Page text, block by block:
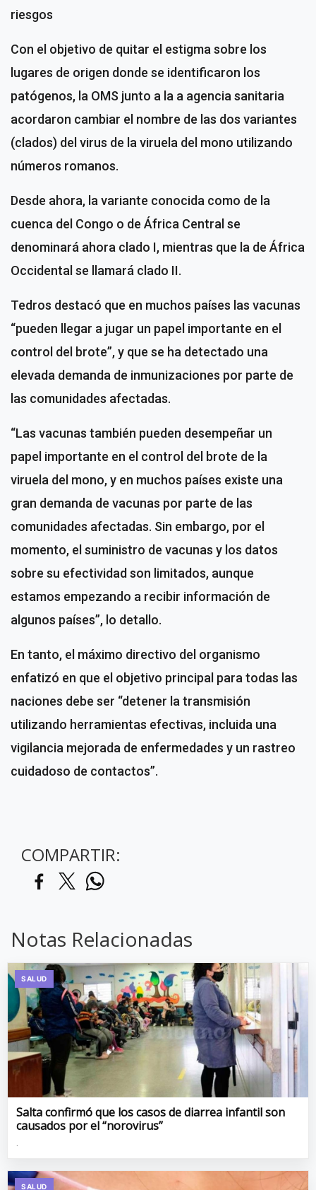
riesgos
Con el objetivo de quitar el estigma sobre los
lugares de origen donde se identificaron los
patógenos, la OMS junto a la a agencia sanitaria
acordaron cambiar el nombre de las dos variantes
(clados) del virus de la viruela del mono utilizando
números romanos.
Desde ahora, la variante conocida como de la
cuenca del Congo o de África Central se
denominará ahora clado I, mientras que la de África
Occidental se llamará clado II.
Tedros destacó que en muchos países las vacunas
“pueden llegar a jugar un papel importante en el
control del brote”, y que se ha detectado una
elevada demanda de inmunizaciones por parte de
las comunidades afectadas.
“Las vacunas también pueden desempeñar un
papel importante en el control del brote de la
viruela del mono, y en muchos países existe una
gran demanda de vacunas por parte de las
comunidades afectadas. Sin embargo, por el
momento, el suministro de vacunas y los datos
sobre su efectividad son limitados, aunque
estamos empezando a recibir información de
algunos países”, lo detallo.
En tanto, el máximo directivo del organismo
enfatizó en que el objetivo principal para todas las
naciones debe ser “detener la transmisión
utilizando herramientas efectivas, incluida una
vigilancia mejorada de enfermedades y un rastreo
cuidadoso de contactos”.
COMPARTIR:
Notas Relacionadas
SALUD
Salta confirmó que los casos de diarrea infantil son
causados por el “norovirus”
.
SALUD